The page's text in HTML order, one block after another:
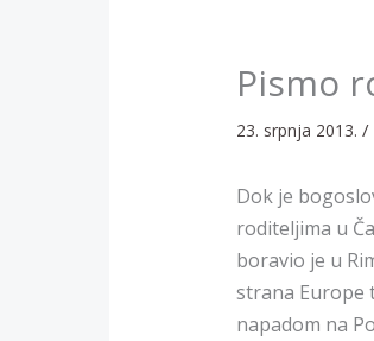
Pismo
23. srpnja 2013. /
Dok je
roditeljima u
boravio je u
strana Europe
napadom na